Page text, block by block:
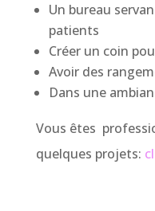
Un bureau
patients
Créer un coin
Avoir des
Dans une
Vous êtes
quelques projets: